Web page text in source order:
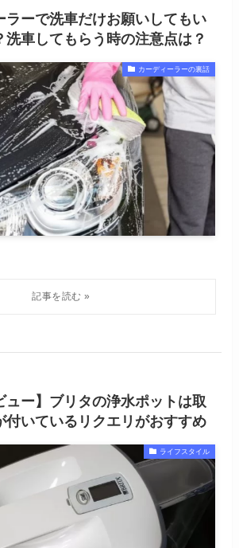
ラーで洗車だけお願いしてもい
洗車してもらう時の注意点は？
カーディーラーの裏話
ュー】ブリタの浄水ポットは取
付いているリクエリがおすすめ
ライフスタイル